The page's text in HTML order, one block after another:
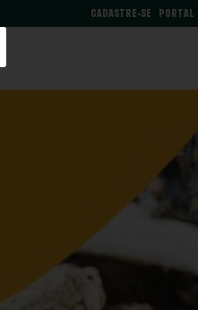
PORTAL
CADASTRE-SE